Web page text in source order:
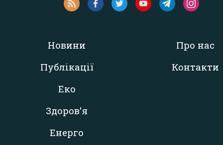
Новини
Публікації
Еко
Здоров'я
Енерго
Про нас
Контакти